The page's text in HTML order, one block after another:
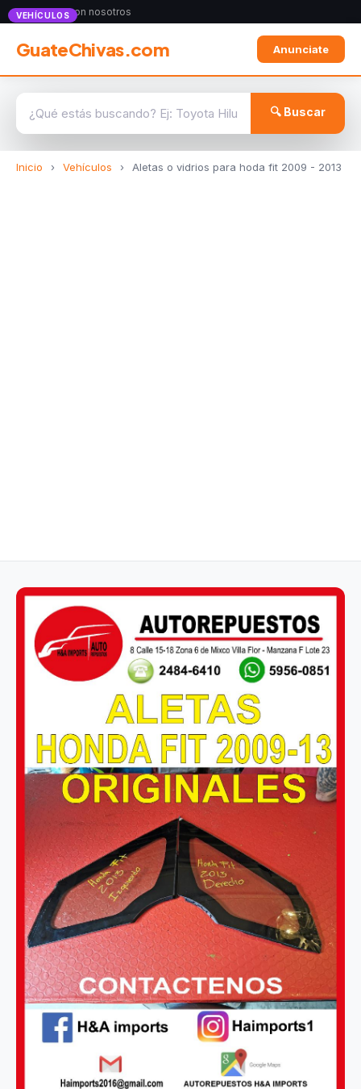
Anunciate con nosotros
GuateChivas.com Anunciate
🔍 Buscar
Inicio › Vehículos › Aletas o vidrios para hoda fit 2009 - 2013
VEHÍCULOS